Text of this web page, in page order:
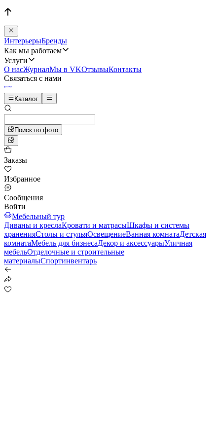
ИнтерьерыБренды
Как мы работаем
Услуги
О насЖурналМы в VKОтзывыКонтакты
Связаться с нами
Каталог
Поиск по фото
Заказы
Избранное
Сообщения
Войти
Мебельный тур
Диваны и креслаКровати и матрасыШкафы и системы
храненияСтолы и стульяОсвещениеВанная комнатаДетская
комнатаМебель для бизнесаДекор и аксессуарыУличная
мебельОтделочные и строительные
материалыСпортинвентарь